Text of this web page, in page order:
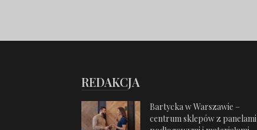
REDAKCJA
Bartycka w Warszawie –
centrum sklepów z panelami